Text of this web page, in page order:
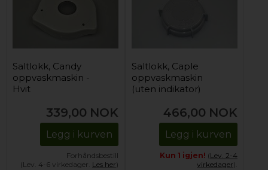
Saltlokk, Candy
oppvaskmaskin -
Hvit
339,00 NOK
Legg i kurven
Forhåndsbestill
(Lev. 4-6 virkedager. Les her)
Saltlokk, Caple
oppvaskmaskin
(uten indikator)
466,00 NOK
Legg i kurven
Kun 1 igjen! (Lev. 2-4
virkedager).